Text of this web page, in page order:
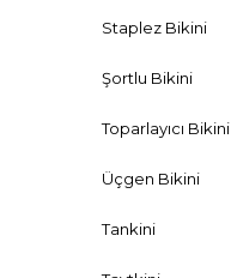
Staplez Bikini
Şortlu Bikini
Toparlayıcı Bikini
Üçgen Bikini
Tankini